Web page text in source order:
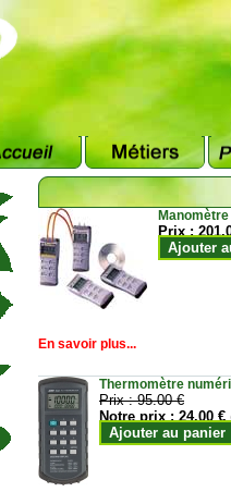
Prix :
Ajouter
En savoir plus...
Thermomètre
Prix :95.00 €
Notre prix :24.00 €
Ajouter au panier